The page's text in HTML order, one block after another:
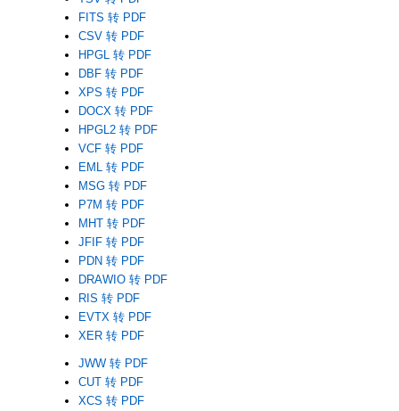
FITS 转 PDF
CSV 转 PDF
HPGL 转 PDF
DBF 转 PDF
XPS 转 PDF
DOCX 转 PDF
HPGL2 转 PDF
VCF 转 PDF
EML 转 PDF
MSG 转 PDF
P7M 转 PDF
MHT 转 PDF
JFIF 转 PDF
PDN 转 PDF
DRAWIO 转 PDF
RIS 转 PDF
EVTX 转 PDF
XER 转 PDF
JWW 转 PDF
CUT 转 PDF
XCS 转 PDF